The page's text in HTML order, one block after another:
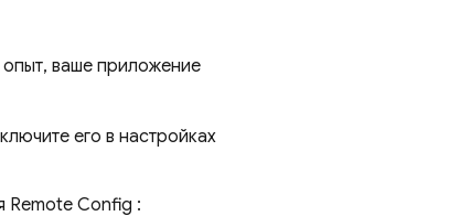
опыт, ваше приложение
его в настройках
Remote Config :